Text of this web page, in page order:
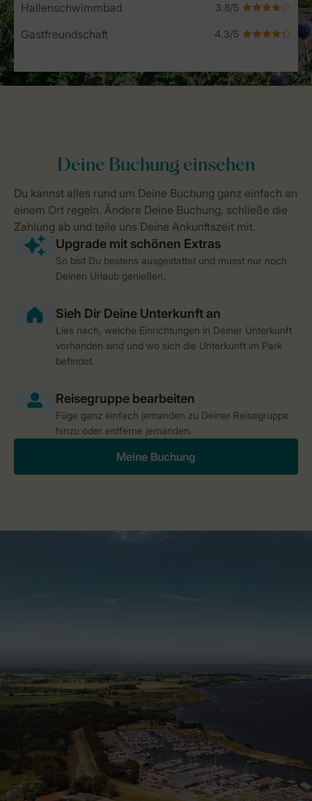
Hallenschwimmbad
Gastfreundschaft
So bist Du bestens ausgestattet und musst nur noch
Deinen Urlaub genießen.
Lies nach, welche Einrichtungen in Deiner Unterkunft
vorhanden sind und wo sich die Unterkunft im Park
befindet.
Füge ganz einfach jemanden zu Deiner Reisegruppe
hinzu oder entferne jemanden.
Meine Buchung